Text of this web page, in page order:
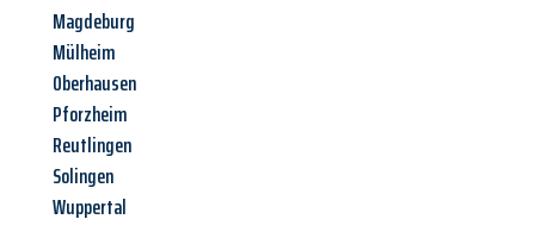
Magdeburg
Mülheim
Oberhausen
Pforzheim
Reutlingen
Solingen
Wuppertal